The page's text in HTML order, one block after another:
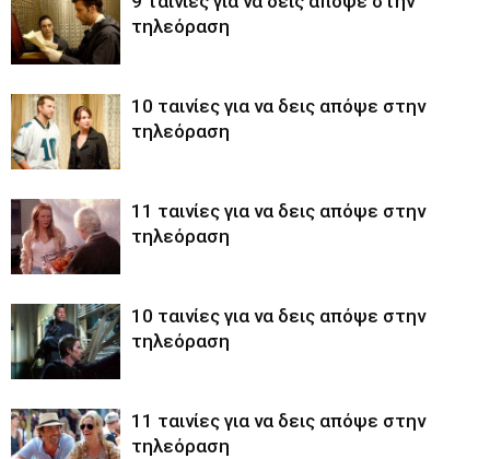
τηλεόραση
10 ταινίες για να δεις απόψε στην
τηλεόραση
11 ταινίες για να δεις απόψε στην
τηλεόραση
10 ταινίες για να δεις απόψε στην
τηλεόραση
11 ταινίες για να δεις απόψε στην
τηλεόραση